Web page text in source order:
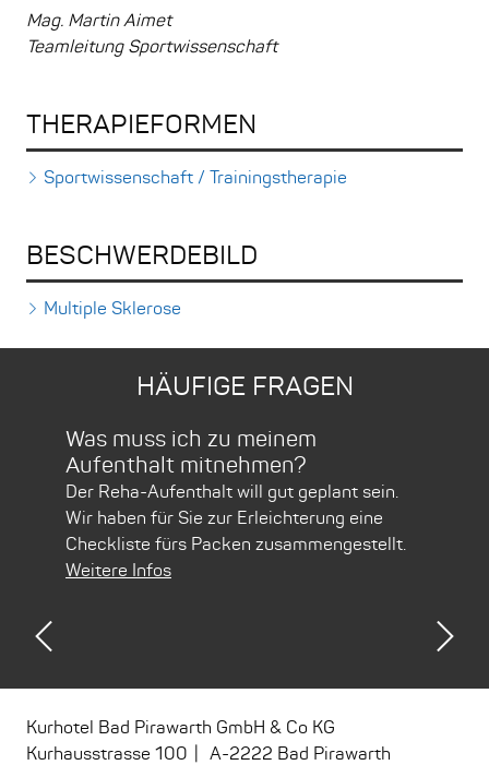
Mag. Martin Aimet
Teamleitung Sportwissenschaft
THERAPIEFORMEN
Sportwissenschaft / Trainingstherapie
BESCHWERDEBILD
Multiple Sklerose
HÄUFIGE FRAGEN
Was muss ich zu meinem
Aufenthalt mitnehmen?
Der Reha-Aufenthalt will gut geplant sein.
Wir haben für Sie zur Erleichterung eine
Checkliste fürs Packen zusammengestellt.
Weitere Infos
Kurhotel Bad Pirawarth GmbH & Co KG
Kurhausstrasse 100
A-2222 Bad Pirawarth